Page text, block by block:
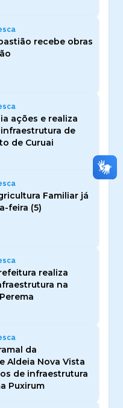
recebe obras
ações e realiza
de
de Curuai
Familiar já
feira (5)
realiza
na
da
Aldeia Nova Vista
de infraestrutura
Puxirum